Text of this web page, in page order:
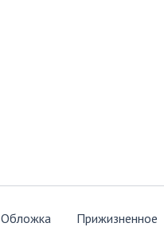
Обложка Прижизненное